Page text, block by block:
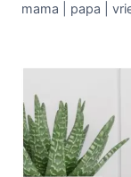
mama | papa |